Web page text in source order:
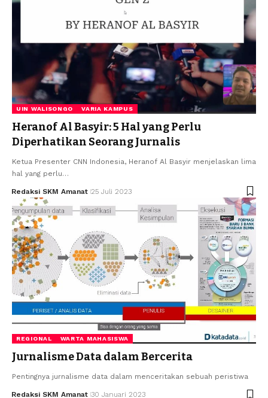
UIN WALISONGO VARIA KAMPUS
Heranof Al Basyir: 5 Hal yang Perlu
Diperhatikan Seorang Jurnalis
Ketua Presenter CNN Indonesia, Heranof Al Basyir menjelaskan lima
hal yang perlu…
Redaksi SKM Amanat 25 Juli 2023
REGIONAL WARTA MAHASISWA
Jurnalisme Data dalam Bercerita
Pentingnya jurnalisme data dalam menceritakan sebuah peristiwa
Redaksi SKM Amanat 30 Januari 2023